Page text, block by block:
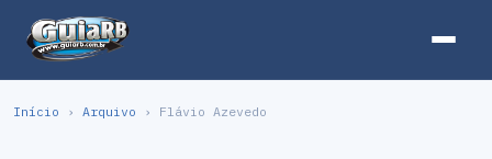
Início › Arquivo › Flávio Azevedo